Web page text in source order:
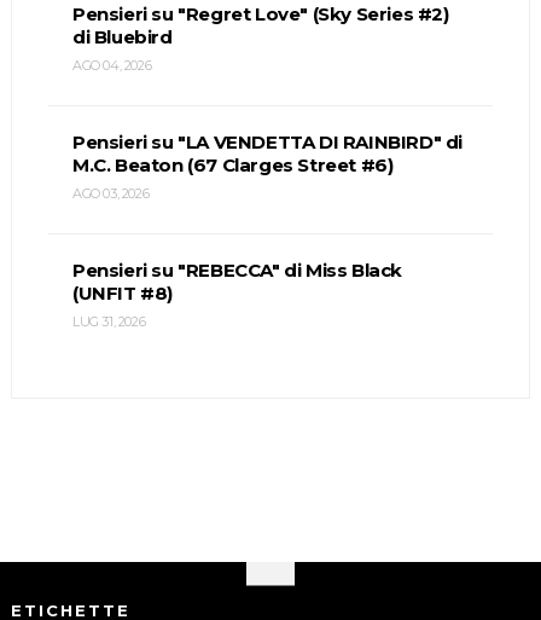
Pensieri su "Regret Love" (Sky Series #2)
di Bluebird
AGO 04, 2026
Pensieri su "LA VENDETTA DI RAINBIRD" di
M.C. Beaton (67 Clarges Street #6)
AGO 03, 2026
Pensieri su "REBECCA" di Miss Black
(UNFIT #8)
LUG 31, 2026
ETICHETTE